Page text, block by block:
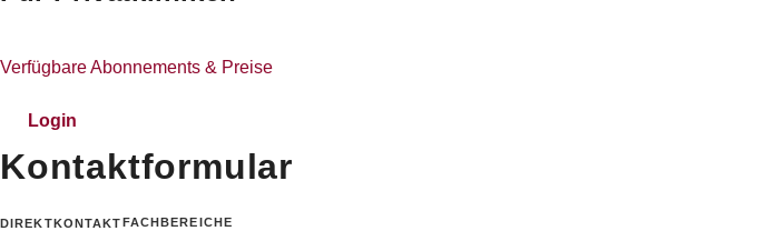
Verfügbare Abonnements & Preise
Login
Kontaktformular
DIREKTKONTAKTFACHBEREICHE